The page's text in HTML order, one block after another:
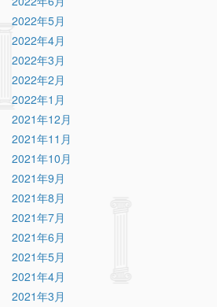
2022年5月
2022年4月
2022年3月
2022年2月
2022年1月
2021年12月
2021年11月
2021年10月
2021年9月
2021年8月
2021年7月
2021年6月
2021年5月
2021年4月
2021年3月